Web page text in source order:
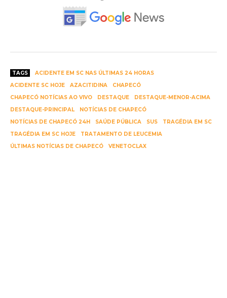
TAGS
ACIDENTE EM SC NAS ÚLTIMAS 24 HORAS
ACIDENTE SC HOJE
AZACITIDINA
CHAPECÓ
CHAPECÓ NOTÍCIAS AO VIVO
DESTAQUE
DESTAQUE-MENOR-ACIMA
DESTAQUE-PRINCIPAL
NOTÍCIAS DE CHAPECÓ
NOTÍCIAS DE CHAPECÓ 24H
SAÚDE PÚBLICA SUS
TRAGÉDIA EM SC
TRAGÉDIA EM SC HOJE
TRATAMENTO DE LEUCEMIA
ÚLTIMAS NOTÍCIAS DE CHAPECÓ
VENETOCLAX